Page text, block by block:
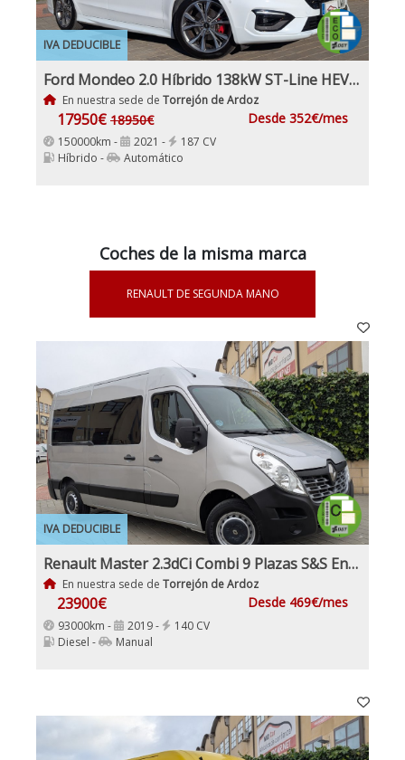
IVA DEDUCIBLE
Ford Mondeo 2.0 Híbrido 138kW ST-Line HEV AT SB Etiqueta medioambiental ECO Nacional 1Dueño con IVA y Garantía
En nuestra sede de Torrejón de Ardoz
17950€ 18950€ Desde 352€/mes
150000km - 2021 -
187 CV
Híbrido -
Automático
Coches de la misma marca
RENAULT DE SEGUNDA MANO
IVA DEDUCIBLE
Renault Master 2.3dCi Combi 9 Plazas S&S Energy L2h2 3500 Dci 140cv E6 IVA y Garantía Incl Etiqueta C
En nuestra sede de Torrejón de Ardoz
23900€ Desde 469€/mes
93000km - 2019 -
140 CV
Diesel -
Manual